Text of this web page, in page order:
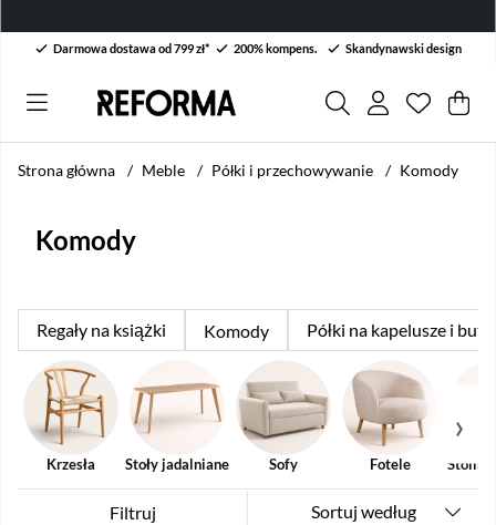
Darmowa dostawa od 799 zł* 200% kompens. Skandynawski design
Lista
Liczba w
. .
Strona główna Meble Półki i przechowywanie Komody
Komody
Regały na książki Komody Półki na kapelusze i buty
Krzesła Stoły jadalniane Sofy Fotele Stoliki
Filtruj Sortuj według